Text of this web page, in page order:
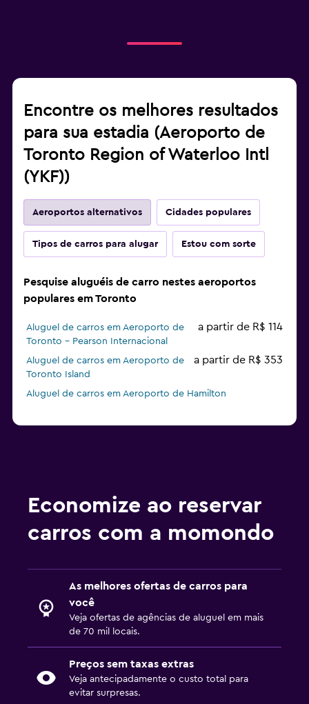
Encontre os melhores resultados
para sua estadia (Aeroporto de
Toronto Region of Waterloo Intl
(YKF))
Aeroportos alternativos Cidades populares
Tipos de carros para alugar Estou com sorte
Pesquise aluguéis de carro nestes aeroportos
populares em Toronto
Aluguel de carros em Aeroporto de
Toronto - Pearson Internacional
a partir de R$ 114
Aluguel de carros em Aeroporto de
Toronto Island
a partir de R$ 353
Aluguel de carros em Aeroporto de Hamilton
Economize ao reservar
carros com a momondo
As melhores ofertas de carros para
você
Veja ofertas de agências de aluguel em mais
de 70 mil locais.
Preços sem taxas extras
Veja antecipadamente o custo total para
evitar surpresas.